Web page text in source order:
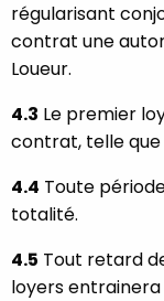
régularisant
contrat une
Loueur.
4.3 Le premier
contrat, telle que
4.4 Toute
totalité.
4.5 Tout retard
loyers